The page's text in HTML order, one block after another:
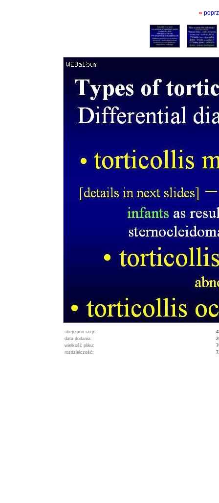
«
obejrzano razy:
data dodania:
wielkość pliku:
rozdzielczość: